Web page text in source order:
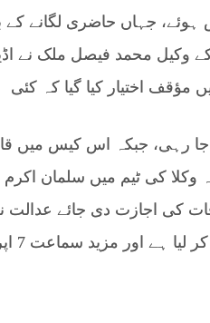
جہاں حاضری لگانے کے
وکیل محمد فیصل ملک نے
اختیار کیا گیا کہ کئی
جا رہی، جبکہ اس کیس میں
وکلا کی ٹیم میں سلمان
کی اجازت دی جائے عدالت
کے